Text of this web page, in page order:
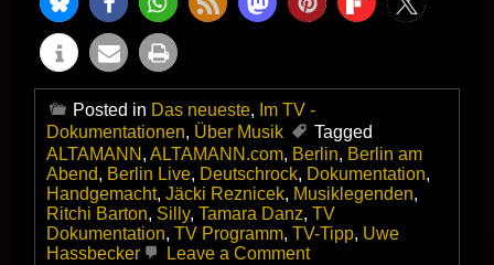
Posted in Das neueste, Im TV -
Dokumentationen, Über Musik
Tagged
ALTAMANN , ALTAMANN.com, Berlin, Berlin am
Abend, Berlin Live, Deutschrock, Dokumentation,
Handgemacht, Jäcki Reznicek, Musiklegenden,
Ritchi Barton, Silly, Tamara Danz, TV
Dokumentation, TV Programm, TV-Tipp, Uwe
Hassbecker
Leave a Commenton